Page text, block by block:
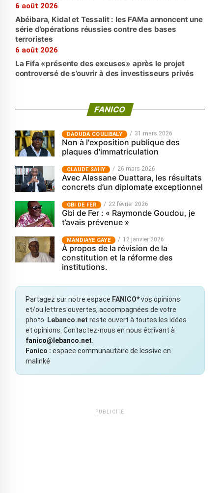
6 août 2026
Abéibara, Kidal et Tessalit : les FAMa annoncent une
série d’opérations réussies contre des bases
terroristes
6 août 2026
La Fifa «présente des excuses» après le projet
controversé de s’ouvrir à des investisseurs privés
FANICO
‎DAOUDA COULIBALY 31 mars 2026
Non à l'exposition publique des
plaques d'immatriculation
CLAUDE SAHY 26 mars 2026
Avec Alassane Ouattara, les résultats
concrets d’un diplomate exceptionnel
GBI DE FER 22 février 2026
Gbi de Fer : « Raymonde Goudou, je
t’avais prévenue »
MANDIAYE GAYE 12 janvier 2026
À propos de la révision de la
constitution et la réforme des
institutions.
Partagez sur notre espace FANICO*vos opinions
et/ou lettres ouvertes, accompagnées de votre
photo.
Lebanco.net reste ouvert à toutes les idées
et opinions. Contactez-nous en nous écrivant à
fanico@lebanco.net
Fanico : espace communautaire de lessive en
malinké
PUBLICITÉ